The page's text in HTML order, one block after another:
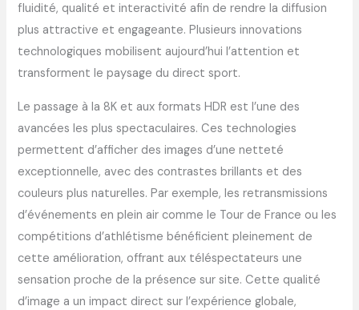
fluidité, qualité et interactivité afin de rendre la diffusion
plus attractive et engageante. Plusieurs innovations
technologiques mobilisent aujourd’hui l’attention et
transforment le paysage du direct sport.
Le passage à la 8K et aux formats HDR est l’une des
avancées les plus spectaculaires. Ces technologies
permettent d’afficher des images d’une netteté
exceptionnelle, avec des contrastes brillants et des
couleurs plus naturelles. Par exemple, les retransmissions
d’événements en plein air comme le Tour de France ou les
compétitions d’athlétisme bénéficient pleinement de
cette amélioration, offrant aux téléspectateurs une
sensation proche de la présence sur site. Cette qualité
d’image a un impact direct sur l’expérience globale,